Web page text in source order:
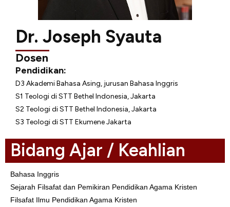
Dr. Joseph Syauta
Dosen
Pendidikan:
D3 Akademi Bahasa Asing, jurusan Bahasa Inggris
S1 Teologi di STT Bethel Indonesia, Jakarta
S2 Teologi di STT Bethel Indonesia, Jakarta
S3 Teologi di STT Ekumene Jakarta
Bidang Ajar / Keahlian
Bahasa Inggris
Sejarah Filsafat dan Pemikiran Pendidikan Agama Kristen
Filsafat Ilmu Pendidikan Agama Kristen